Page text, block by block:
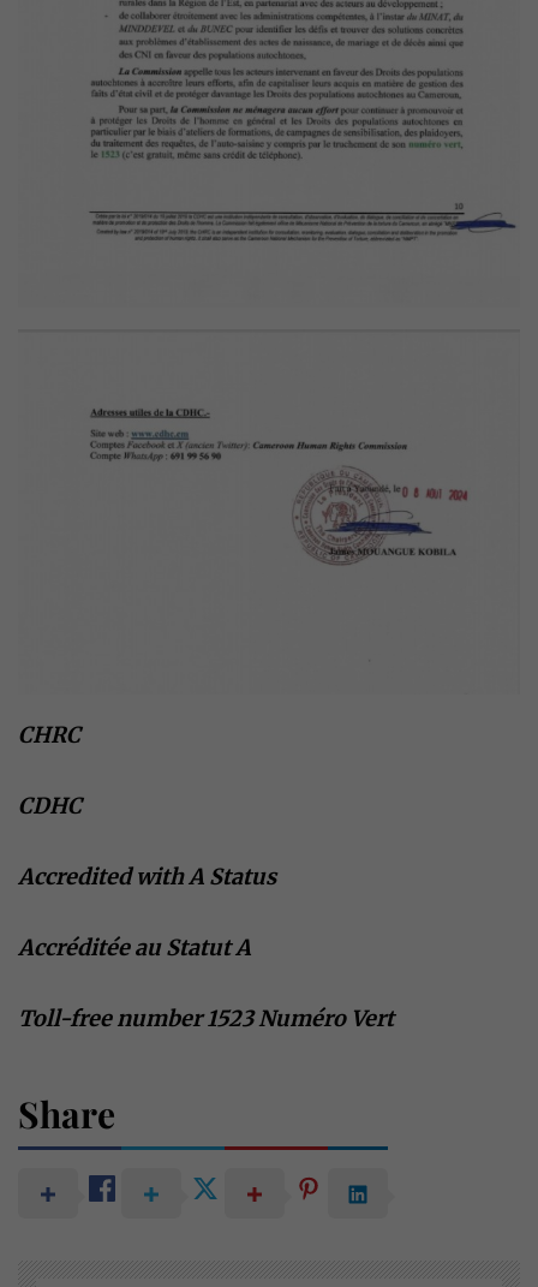
CHRC
CDHC
Accredited with A Status
Accréditée au Statut A
Toll-free number 1523 Numéro Vert
Share